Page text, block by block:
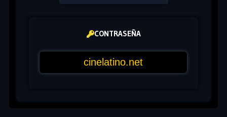
CONTRASEÑA